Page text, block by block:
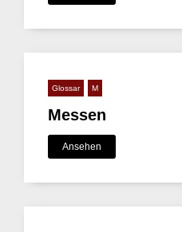
Glossar M
Messen
Ansehen